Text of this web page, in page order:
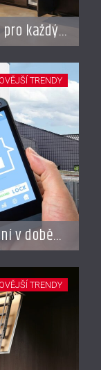
každý
v době
TRENDY
TRENDY